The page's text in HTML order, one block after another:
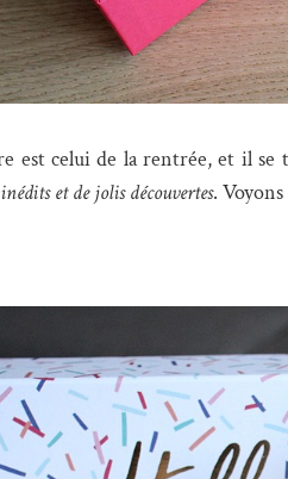
est celui de la rentrée, et il
et de jolis découvertes.